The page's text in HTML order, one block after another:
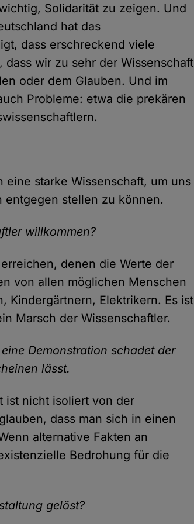
Solidarität zu zeigen. Und
hat das
dass erschreckend viele
wir zu sehr der Wissenschaft
oder dem Glauben. Und im
Probleme: etwa die prekären
starke Wissenschaft, um uns
entgegen stellen zu können.
willkommen?
denen die Werte der
von allen möglichen Menschen
Kindergärtnern, Elektrikern. Es ist
Marsch der Wissenschaftler.
Demonstration schadet der
lässt.
ist nicht isoliert von der
dass man sich in einen
alternative Fakten an
Bedrohung für die
gelöst?